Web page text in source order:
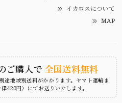
イカロスについて
MAP
ご購入で 全国送料無料
途地域別送料がかかります。ヤマト運輸ま
420円）にてお送りいたします。